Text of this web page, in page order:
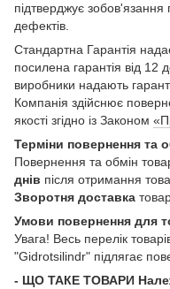
підтверджує зобов'язання
дефектів.
Стандартна Гарантія
посилена гарантія від 12
виробники надають
Компанія здійснює
якості згідно із Законом
Терміни повернення та
Повернення та обмін
днів після отримання
Зворотня доставка
Умови повернення для
Увага! Весь перелік
"Gidrotsilindr" підлягає
- ЩО ТАКЕ ТОВАРИ